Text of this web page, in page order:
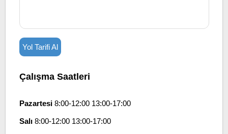
Yol Tarifi Al
Çalışma Saatleri
Pazartesi8:00-12:00 13:00-17:00
Salı8:00-12:00 13:00-17:00